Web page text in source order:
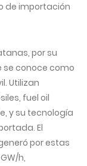
de importación
por su
se conoce como
Utilizan
fuel oil
y su tecnología
El
por estas
h,